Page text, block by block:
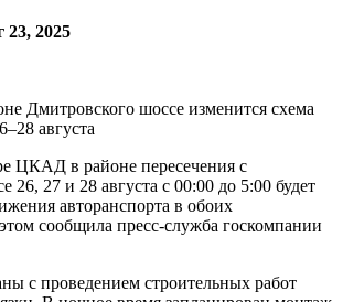
23, 2025
ЦКАД в районе пересечения с
26, 27 и 28 августа с 00:00 до 5:00 будет
авторанспорта в обоих
сообщила пресс-служба госкомпании
с проведением строительных работ